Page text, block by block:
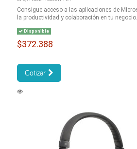
Consigue acceso a las aplicaciones de
la productividad y colaboración en tu negocio.
Disponible
$372.388
Cotizar